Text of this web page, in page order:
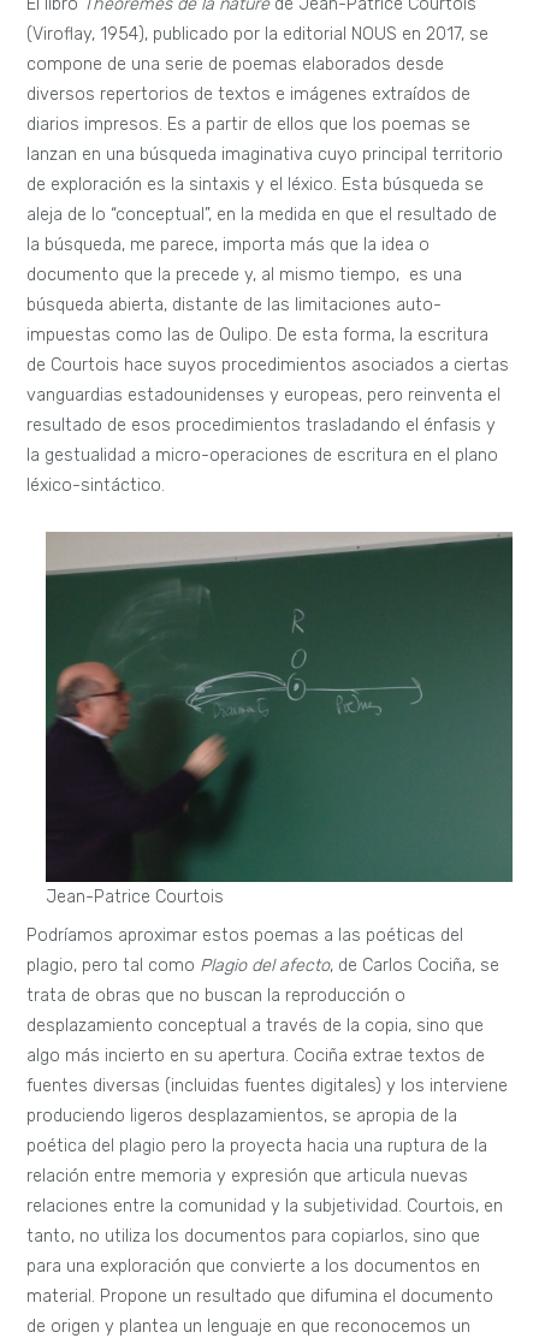
(Viroflay, 1954), publicado por la editorial NOUS en 2017, se
compone de una serie de poemas elaborados desde
diversos repertorios de textos e imágenes extraídos de
diarios impresos. Es a partir de ellos que los poemas se
lanzan en una búsqueda imaginativa cuyo principal territorio
de exploración es la sintaxis y el léxico. Esta búsqueda se
aleja de lo “conceptual”, en la medida en que el resultado de
la búsqueda, me parece, importa más que la idea o
documento que la precede y, al mismo tiempo, es una
búsqueda abierta, distante de las limitaciones auto-
impuestas como las de Oulipo. De esta forma, la escritura
de Courtois hace suyos procedimientos asociados a ciertas
vanguardias estadounidenses y europeas, pero reinventa el
resultado de esos procedimientos trasladando el énfasis y
la gestualidad a micro-operaciones de escritura en el plano
léxico-sintáctico.
Jean-Patrice Courtois
Podríamos aproximar estos poemas a las poéticas del
plagio, pero tal como Plagio del afecto, de Carlos Cociña, se
trata de obras que no buscan la reproducción o
desplazamiento conceptual a través de la copia, sino que
algo más incierto en su apertura. Cociña extrae textos de
fuentes diversas (incluidas fuentes digitales) y los interviene
produciendo ligeros desplazamientos, se apropia de la
poética del plagio pero la proyecta hacia una ruptura de la
relación entre memoria y expresión que articula nuevas
relaciones entre la comunidad y la subjetividad. Courtois, en
tanto, no utiliza los documentos para copiarlos, sino que
para una exploración que convierte a los documentos en
material. Propone un resultado que difumina el documento
de origen y plantea un lenguaje en que reconocemos un